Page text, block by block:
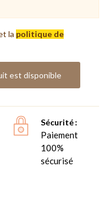
la politique de
est disponible
Sécurité
Paiement
100%
sécurisé